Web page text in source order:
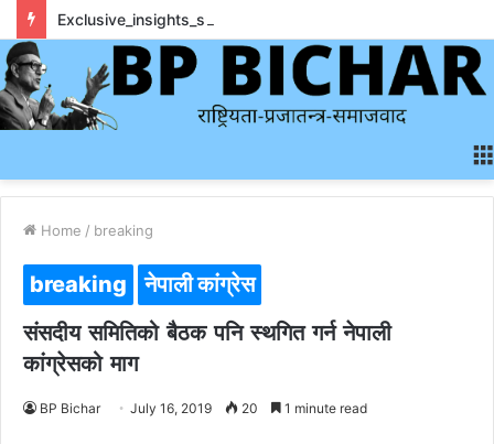
Home / breaking
breaking नेपाली कांग्रेस
संसदीय समितिको बैठक पनि स्थगित गर्न नेपाली
कांग्रेसको माग
BP Bichar July 16, 2019 20 1 minute read